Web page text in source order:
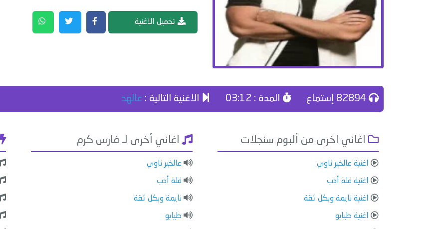
تحميل الاغنية
المدة : 03:12 الاغنية التالية : عالهد
اغاني اخرى من ألبوم سنجلات
اغنية عالخير ناوي
اغنية قلة أدب
اغنية نايمة وبكل ثقة
اغنية طيابو
اغاني أخرى لـ فارس كرم
عالخير ناوي
قلة أدب
نايمة وبكل ثقة
طيابو